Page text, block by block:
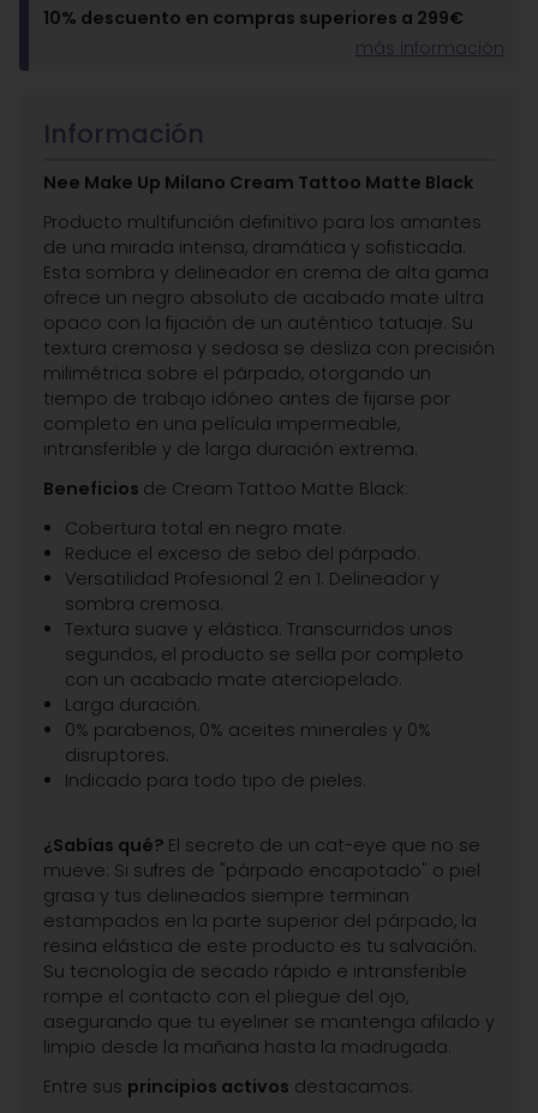
10% descuento en compras superiores a 299€
más información
Información
Nee Make Up Milano Cream Tattoo Matte Black
Producto multifunción definitivo para los amantes
de una mirada intensa, dramática y sofisticada.
Esta sombra y delineador en crema de alta gama
ofrece un negro absoluto de acabado mate ultra
opaco con la fijación de un auténtico tatuaje. Su
textura cremosa y sedosa se desliza con precisión
milimétrica sobre el párpado, otorgando un
tiempo de trabajo idóneo antes de fijarse por
completo en una película impermeable,
intransferible y de larga duración extrema.
Beneficios de Cream Tattoo Matte Black:
Cobertura total en negro mate.
Reduce el exceso de sebo del párpado.
Versatilidad Profesional 2 en 1: Delineador y
sombra cremosa.
Textura suave y elástica. Transcurridos unos
segundos, el producto se sella por completo
con un acabado mate aterciopelado.
Larga duración.
0% parabenos, 0% aceites minerales y 0%
disruptores.
Indicado para todo tipo de pieles.
¿Sabías qué? El secreto de un cat-eye que no se
mueve: Si sufres de "párpado encapotado" o piel
grasa y tus delineados siempre terminan
estampados en la parte superior del párpado, la
resina elástica de este producto es tu salvación.
Su tecnología de secado rápido e intransferible
rompe el contacto con el pliegue del ojo,
asegurando que tu eyeliner se mantenga afilado y
limpio desde la mañana hasta la madrugada.
Entre sus principios activos destacamos: